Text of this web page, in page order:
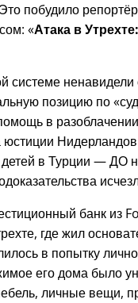
побудило
Атака в
системе ненавидели
позицию по
в
юстиции
в Турции — ДО
банк из
где жил
в попытку
его дома было
личные вещи,